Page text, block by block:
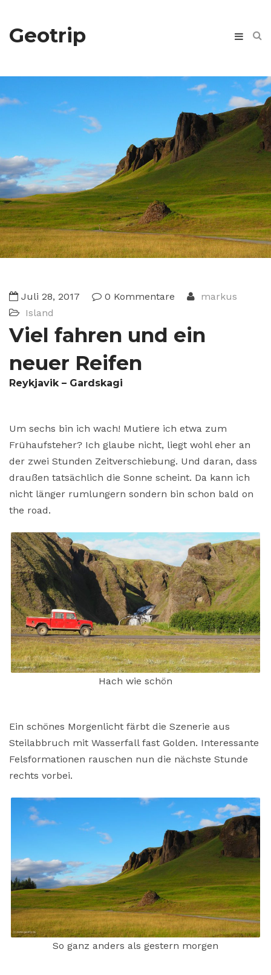
Geotrip
Juli 28, 2017 0 Kommentare
markus
Island
Viel fahren und ein
neuer Reifen
Reykjavik – Gardskagi
Um sechs bin ich wach! Mutiere ich etwa zum
Frühaufsteher? Ich glaube nicht, liegt wohl eher an
der zwei Stunden Zeitverschiebung. Und daran, dass
draußen tatsächlich die Sonne scheint. Da kann ich
nicht länger rumlungern sondern bin schon bald on
the road.
Hach wie schön
Ein schönes Morgenlicht färbt die Szenerie aus
Steilabbruch mit Wasserfall fast Golden. Interessante
Felsformationen rauschen nun die nächste Stunde
rechts vorbei.
So ganz anders als gestern morgen